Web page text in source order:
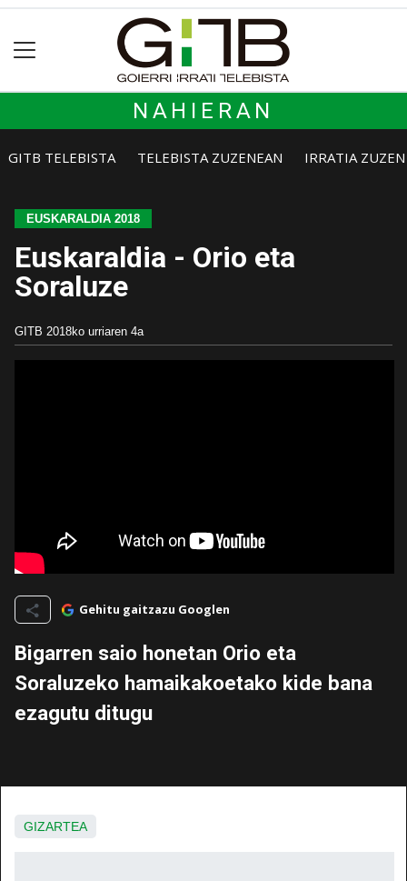
NAHIERAN
GITB TELEBISTA TELEBISTA ZUZENEAN IRRATIA
EUSKARALDIA 2018
Euskaraldia - Orio eta
Soraluze
GITB 2018ko urriaren 4a
Gehitu gaitzazu Googlen
Bigarren saio honetan Orio eta
Soraluzeko hamaikakoetako kide bana
ezagutu ditugu
GIZARTEA